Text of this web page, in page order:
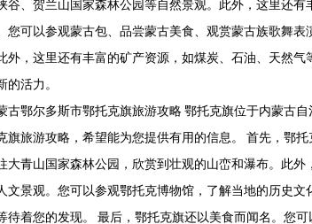
谷、贺兰山国家森林公园等自然景观。此外，这里还
您可以参观蒙古包、品尝蒙古美食、观赏蒙古族歌舞
外，这里还有丰富的矿产资源，如煤炭、石油、天然
活力。
古鄂尔多斯市鄂托克旗旅游攻略 鄂托克旗位于内蒙古
旗旅游攻略，希望能为您提供有用的信息。 首先，鄂
大青山国家森林公园，欣赏到壮观的山峦和瀑布。此
文景观。您可以参观鄂托克博物馆，了解当地的历史
待着您的发现。 最后，鄂托克旗还以美食而闻名。您